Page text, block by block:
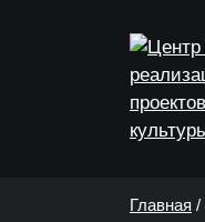
Главная /